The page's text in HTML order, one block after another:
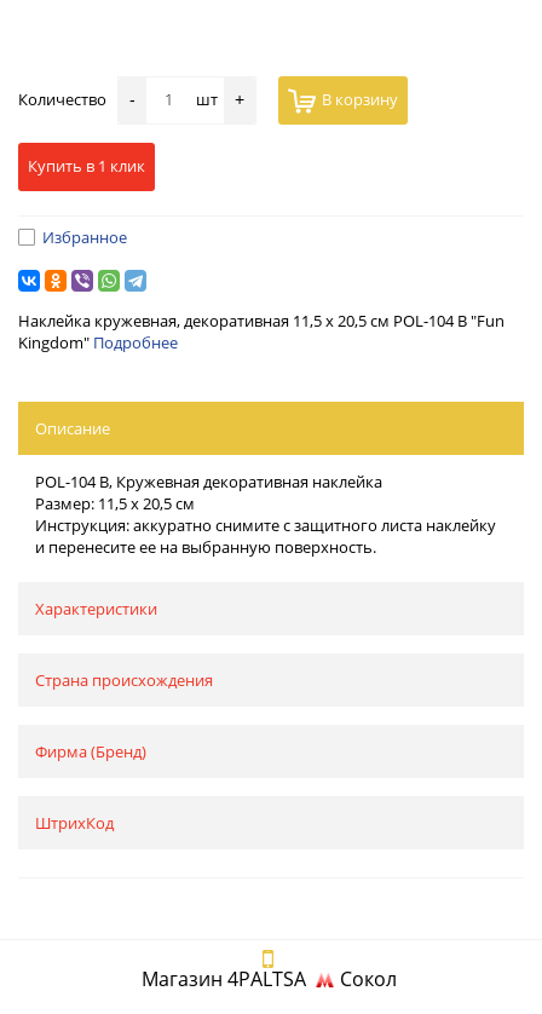
Количество - шт + В корзину
Купить в 1 клик
Избранное
Наклейка кружевная, декоративная 11,5 х 20,5 см POL-104 B "Fun
Kingdom" Подробнее
Описание
POL-104 B, Кружевная декоративная наклейка
Размер: 11,5 х 20,5 см
Инструкция: аккуратно снимите с защитного листа наклейку
и перенесите ее на выбранную поверхность.
Характеристики
Страна происхождения
Фирма (Бренд)
ШтрихКод
Магазин 4PALTSA Сокол